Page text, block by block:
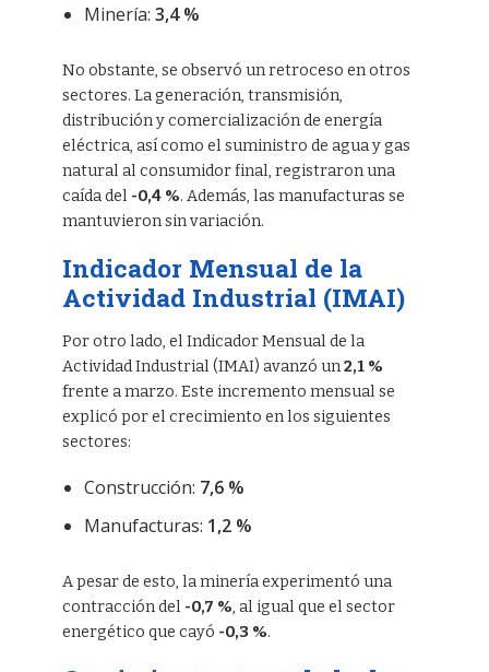
Minería: 3,4 %
No obstante, se observó un retroceso en otros
sectores. La generación, transmisión,
distribución y comercialización de energía
eléctrica, así como el suministro de agua y gas
natural al consumidor final, registraron una
caída del -0,4 %. Además, las manufacturas se
mantuvieron sin variación.
Indicador Mensual de la
Actividad Industrial (IMAI)
Por otro lado, el Indicador Mensual de la
Actividad Industrial (IMAI) avanzó un2,1 %
frente a marzo. Este incremento mensual se
explicó por el crecimiento en los siguientes
sectores:
Construcción: 7,6 %
Manufacturas: 1,2 %
A pesar de esto, la minería experimentó una
contracción del -0,7 %, al igual que el sector
energético que cayó -0,3 %.